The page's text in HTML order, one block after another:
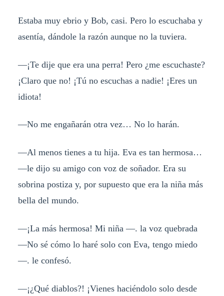
Estaba muy ebrio y Bob, casi. Pero lo escuchaba y
asentía, dándole la razón aunque no la tuviera.
—¡Te dije que era una perra! Pero ¿me escuchaste?
¡Claro que no! ¡Tú no escuchas a nadie! ¡Eres un
idiota!
—No me engañarán otra vez… No lo harán.
—Al menos tienes a tu hija. Eva es tan hermosa…
—le dijo su amigo con voz de soñador. Era su
sobrina postiza y, por supuesto que era la niña más
bella del mundo.
—¡La más hermosa! Mi niña —. la voz quebrada
—No sé cómo lo haré solo con Eva, tengo miedo
—. le confesó.
—¡¿Qué diablos?! ¡Vienes haciéndolo solo desde